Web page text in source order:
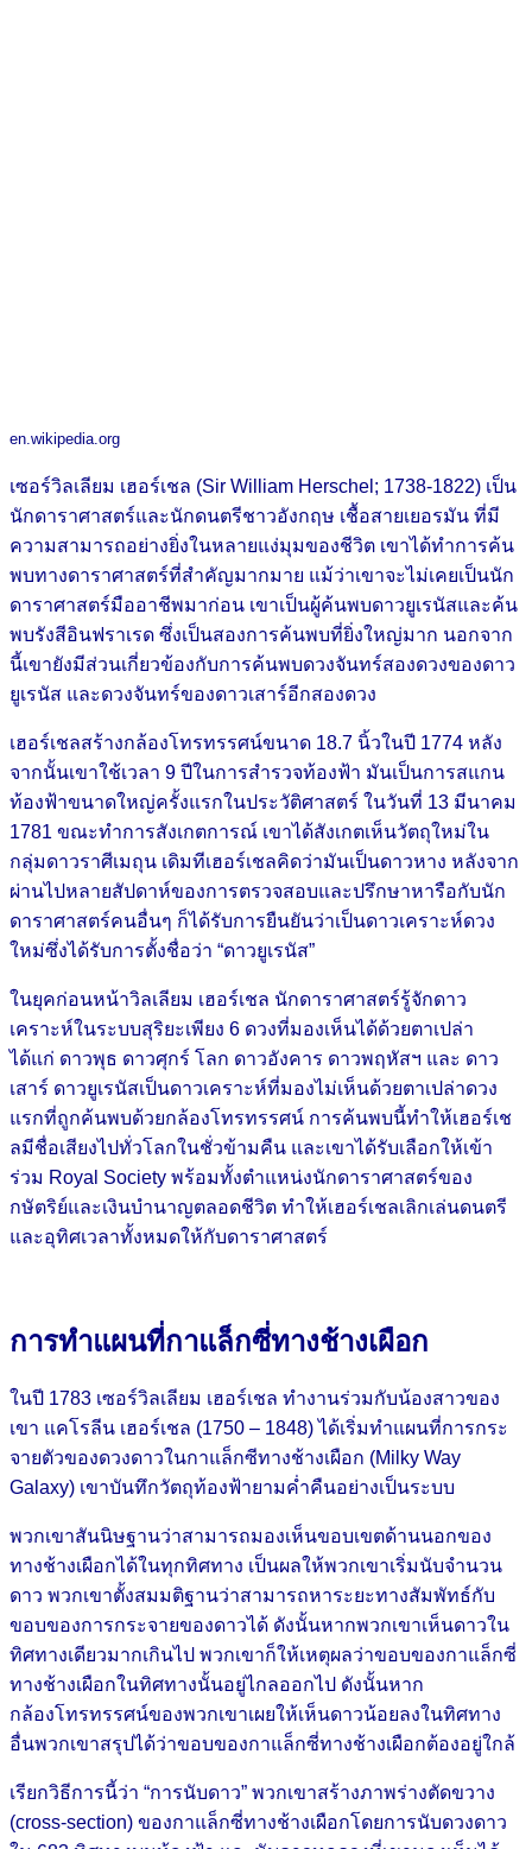
en.wikipedia.org
เซอร์วิลเลียม เฮอร์เชล (Sir William Herschel; 1738-1822) เป็น
นักดาราศาสตร์และนักดนตรีชาวอังกฤษ เชื้อสายเยอรมัน ที่มี
ความสามารถอย่างยิ่งในหลายแง่มุมของชีวิต เขาได้ทำการค้น
พบทางดาราศาสตร์ที่สำคัญมากมาย แม้ว่าเขาจะไม่เคยเป็นนัก
ดาราศาสตร์มืออาชีพมาก่อน เขาเป็นผู้ค้นพบดาวยูเรนัสและค้น
พบรังสีอินฟราเรด ซึ่งเป็นสองการค้นพบที่ยิ่งใหญ่มาก นอกจาก
นี้เขายังมีส่วนเกี่ยวข้องกับการค้นพบดวงจันทร์สองดวงของดาว
ยูเรนัส และดวงจันทร์ของดาวเสาร์อีกสองดวง
เฮอร์เชลสร้างกล้องโทรทรรศน์ขนาด 18.7 นิ้วในปี 1774 หลัง
จากนั้นเขาใช้เวลา 9 ปีในการสำรวจท้องฟ้า มันเป็นการสแกน
ท้องฟ้าขนาดใหญ่ครั้งแรกในประวัติศาสตร์ ในวันที่ 13 มีนาคม
1781 ขณะทำการสังเกตการณ์ เขาได้สังเกตเห็นวัตถุใหม่ใน
กลุ่มดาวราศีเมถุน เดิมทีเฮอร์เชลคิดว่ามันเป็นดาวหาง หลังจาก
ผ่านไปหลายสัปดาห์ของการตรวจสอบและปรึกษาหารือกับนัก
ดาราศาสตร์คนอื่นๆ ก็ได้รับการยืนยันว่าเป็นดาวเคราะห์ดวง
ใหม่ซึ่งได้รับการตั้งชื่อว่า “ดาวยูเรนัส”
ในยุคก่อนหน้าวิลเลียม เฮอร์เชล นักดาราศาสตร์รู้จักดาว
เคราะห์ในระบบสุริยะเพียง 6 ดวงที่มองเห็นได้ด้วยตาเปล่า
ได้แก่ ดาวพุธ ดาวศุกร์ โลก ดาวอังคาร ดาวพฤหัสฯ และ ดาว
เสาร์ ดาวยูเรนัสเป็นดาวเคราะห์ที่มองไม่เห็นด้วยตาเปล่าดวง
แรกที่ถูกค้นพบด้วยกล้องโทรทรรศน์ การค้นพบนี้ทำให้เฮอร์เช
ลมีชื่อเสียงไปทั่วโลกในชั่วข้ามคืน และเขาได้รับเลือกให้เข้า
ร่วม Royal Society พร้อมทั้งตำแหน่งนักดาราศาสตร์ของ
กษัตริย์และเงินบำนาญตลอดชีวิต ทำให้เฮอร์เชลเลิกเล่นดนตรี
และอุทิศเวลาทั้งหมดให้กับดาราศาสตร์
การทำแผนที่กาแล็กซี่ทางช้างเผือก
ในปี 1783 เซอร์วิลเลียม เฮอร์เชล ทำงานร่วมกับน้องสาวของ
เขา แคโรลีน เฮอร์เชล (1750 – 1848) ได้เริ่มทำแผนที่การกระ
จายตัวของดวงดาวในกาแล็กซีทางช้างเผือก (Milky Way
Galaxy) เขาบันทึกวัตถุท้องฟ้ายามค่ำคืนอย่างเป็นระบบ
พวกเขาสันนิษฐานว่าสามารถมองเห็นขอบเขตด้านนอกของ
ทางช้างเผือกได้ในทุกทิศทาง เป็นผลให้พวกเขาเริ่มนับจำนวน
ดาว พวกเขาตั้งสมมติฐานว่าสามารถหาระยะทางสัมพัทธ์กับ
ขอบของการกระจายของดาวได้ ดังนั้นหากพวกเขาเห็นดาวใน
ทิศทางเดียวมากเกินไป พวกเขาก็ให้เหตุผลว่าขอบของกาแล็กซี่
ทางช้างเผือกในทิศทางนั้นอยู่ไกลออกไป ดังนั้นหาก
กล้องโทรทรรศน์ของพวกเขาเผยให้เห็นดาวน้อยลงในทิศทาง
อื่นพวกเขาสรุปได้ว่าขอบของกาแล็กซี่ทางช้างเผือกต้องอยู่ใกล้
เรียกวิธีการนี้ว่า “การนับดาว” พวกเขาสร้างภาพร่างตัดขวาง
(cross-section) ของกาแล็กซี่ทางช้างเผือกโดยการนับดวงดาว